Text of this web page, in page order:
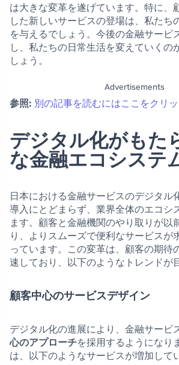
は大きな変革を遂げています。特に、
した新しいサービスの登場は、私たち
を与えるでしょう。今後の金融サービ
し、私たちの日常生活を変えていくの
しょう。
Advertisements
参照: 別の記事を読むにはここをクリ
デジタル化がもた
な金融エコシステ
日本における金融サービスのデジタル
導入にとどまらず、業界全体のエコシ
ます。顧客と金融機関のやり取りが以
り、よりスムーズで便利なサービスが
っています。この変革は、顧客の期待
速しており、以下のようなトレンドが
顧客中心のサービスデザイン
デジタル化の進展により、金融サービ
心のアプローチを採用するようになり
は、以下のようなサービスが増加して